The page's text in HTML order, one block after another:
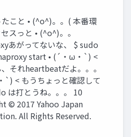
こと • (^o^)。。( 本番環
スっと • (^o^)。。
あがってないな、 $ sudo
start • (´・ω・`) <
それheartbeatだよ。。。
`) < もうちょっと確認して
は打とうね。。。 10
© 2017 Yahoo Japan
All Rights Reserved.